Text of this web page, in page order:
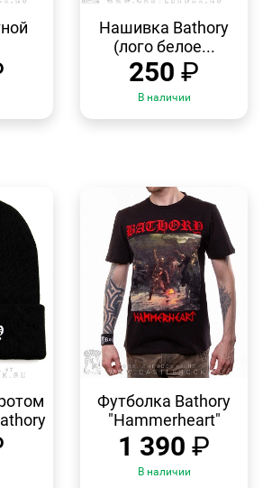
ПРОСМОТР
Нашивка Bathory
(лого белое...
250 ₽
В наличии
ПРОСМОТР
Футболка Bathory
"Hammerheart"
1 390 ₽
В наличии